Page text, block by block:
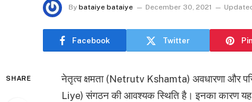
By bataiye bataiye December 30, 2021
Facebook Twitter
SHARE
नेतृत्व क्षमता (Netrutv Kshamta) अवधारणा और
Liye) संगठन की आवश्यक स्थिति है। इनका कारण यह है